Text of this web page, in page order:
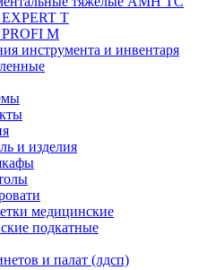
EXPERT T
PROFI M
инструмента и инвентаря
и изделия
медицинские
подкатные
и палат (лдсп)